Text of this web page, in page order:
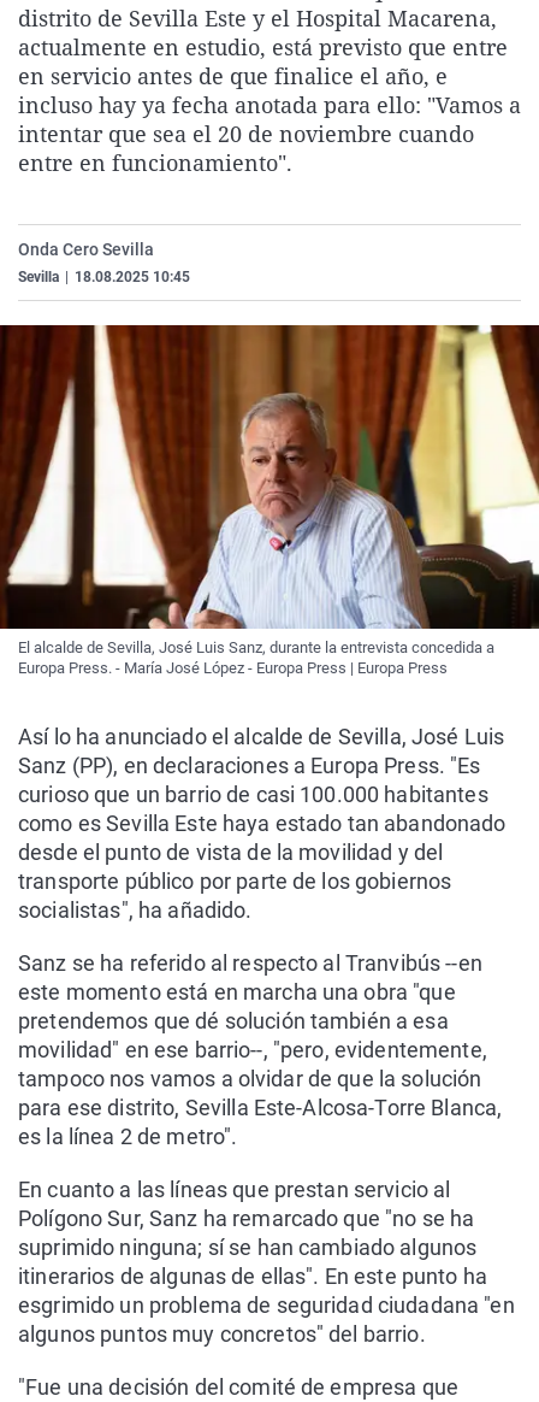
La rosa de los vientos
Gente viajera
Como el perro y el
Caso
Retornados
Equipo de
Operación Viuda
Extremadura
Galicia
La Rioja
Navarra
Virales
Televisión
Elecciones
distrito de Sevilla Este y el Hospital Macarena,
actualmente en estudio, está previsto que entre
en servicio antes de que finalice el año, e
incluso hay ya fecha anotada para ello: "Vamos a
intentar que sea el 20 de noviembre cuando
entre en funcionamiento".
Onda Cero Sevilla
Sevilla 18.08.2025 10:45
El alcalde de Sevilla, José Luis Sanz, durante la entrevista concedida a
Europa Press. - María José López - Europa Press | Europa Press
Así lo ha anunciado el alcalde de Sevilla, José Luis
Sanz (PP), en declaraciones a Europa Press. "Es
curioso que un barrio de casi 100.000 habitantes
como es Sevilla Este haya estado tan abandonado
desde el punto de vista de la movilidad y del
transporte público por parte de los gobiernos
socialistas", ha añadido.
Sanz se ha referido al respecto al Tranvibús --en
este momento está en marcha una obra "que
pretendemos que dé solución también a esa
movilidad" en ese barrio--, "pero, evidentemente,
tampoco nos vamos a olvidar de que la solución
para ese distrito, Sevilla Este-Alcosa-Torre Blanca,
es la línea 2 de metro".
En cuanto a las líneas que prestan servicio al
Polígono Sur, Sanz ha remarcado que "no se ha
suprimido ninguna; sí se han cambiado algunos
itinerarios de algunas de ellas". En este punto ha
esgrimido un problema de seguridad ciudadana "en
algunos puntos muy concretos" del barrio.
"Fue una decisión del comité de empresa que